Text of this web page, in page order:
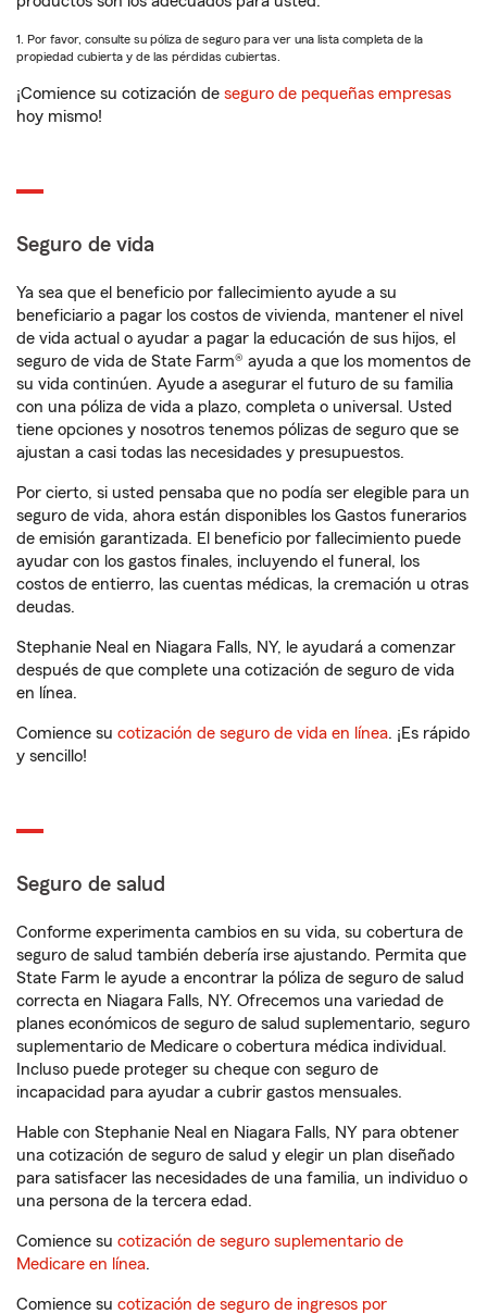
1. Por favor, consulte su póliza de seguro para ver una lista completa de la
propiedad cubierta y de las pérdidas cubiertas.
¡Comience su cotización de seguro de pequeñas empresas
hoy mismo!
Seguro de vida
Ya sea que el beneficio por fallecimiento ayude a su
beneficiario a pagar los costos de vivienda, mantener el nivel
de vida actual o ayudar a pagar la educación de sus hijos, el
seguro de vida de State Farm® ayuda a que los momentos de
su vida continúen. Ayude a asegurar el futuro de su familia
con una póliza de vida a plazo, completa o universal. Usted
tiene opciones y nosotros tenemos pólizas de seguro que se
ajustan a casi todas las necesidades y presupuestos.
Por cierto, si usted pensaba que no podía ser elegible para un
seguro de vida, ahora están disponibles los Gastos funerarios
de emisión garantizada. El beneficio por fallecimiento puede
ayudar con los gastos finales, incluyendo el funeral, los
costos de entierro, las cuentas médicas, la cremación u otras
deudas.
Stephanie Neal en Niagara Falls, NY, le ayudará a comenzar
después de que complete una cotización de seguro de vida
en línea.
Comience su cotización de seguro de vida en línea. ¡Es rápido
y sencillo!
Seguro de salud
Conforme experimenta cambios en su vida, su cobertura de
seguro de salud también debería irse ajustando. Permita que
State Farm le ayude a encontrar la póliza de seguro de salud
correcta en Niagara Falls, NY. Ofrecemos una variedad de
planes económicos de seguro de salud suplementario, seguro
suplementario de Medicare o cobertura médica individual.
Incluso puede proteger su cheque con seguro de
incapacidad para ayudar a cubrir gastos mensuales.
Hable con Stephanie Neal en Niagara Falls, NY para obtener
una cotización de seguro de salud y elegir un plan diseñado
para satisfacer las necesidades de una familia, un individuo o
una persona de la tercera edad.
Comience su cotización de seguro suplementario de
Medicare en línea.
Comience su cotización de seguro de ingresos por